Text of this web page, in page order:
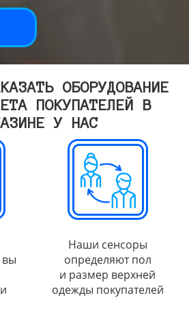
ОБОРУДОВАНИЕ
ПОКУПАТЕЛЕЙ В
У НАС
Наши сенсоры
определяют пол
и размер верхней
одежды покупателей